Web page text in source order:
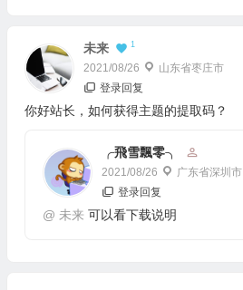
未来 1
2021/08/26 山东省枣庄市
登录回复
你好站长，如何获得主题的提取码？
╭飛雪飄零╮
2021/08/26 广东省深圳市
登录回复
@ 未来 可以看下载说明